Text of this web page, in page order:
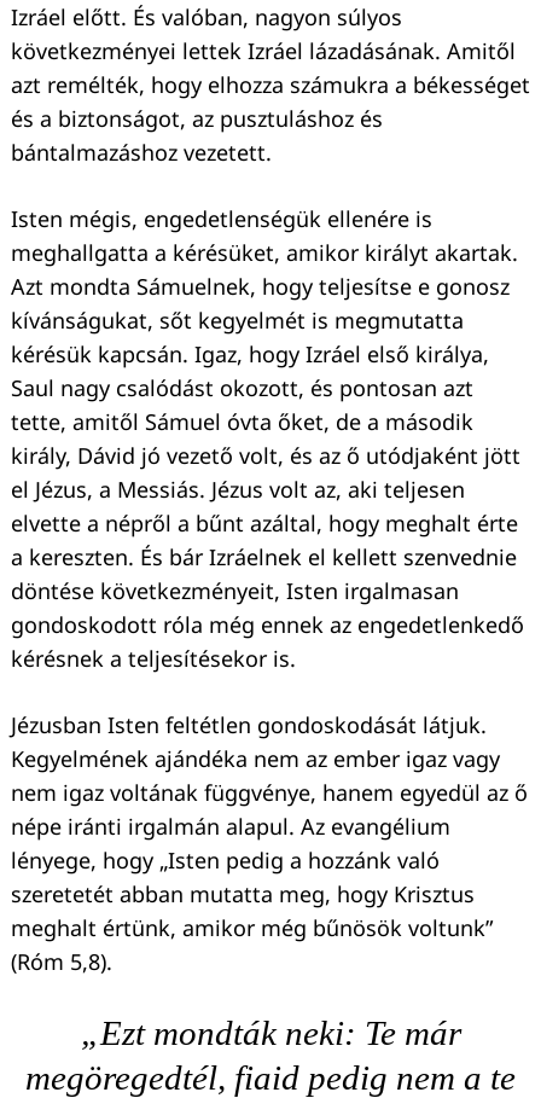
Izráel előtt. És valóban, nagyon súlyos
következményei lettek Izráel lázadásának. Amitől
azt remélték, hogy elhozza számukra a békességet
és a biztonságot, az pusztuláshoz és
bántalmazáshoz vezetett.
Isten mégis, engedetlenségük ellenére is
meghallgatta a kérésüket, amikor királyt akartak.
Azt mondta Sámuelnek, hogy teljesítse e gonosz
kívánságukat, sőt kegyelmét is megmutatta
kérésük kapcsán. Igaz, hogy Izráel első királya,
Saul nagy csalódást okozott, és pontosan azt
tette, amitől Sámuel óvta őket, de a második
király, Dávid jó vezető volt, és az ő utódjaként jött
el Jézus, a Messiás. Jézus volt az, aki teljesen
elvette a népről a bűnt azáltal, hogy meghalt érte
a kereszten. És bár Izráelnek el kellett szenvednie
döntése következményeit, Isten irgalmasan
gondoskodott róla még ennek az engedetlenkedő
kérésnek a teljesítésekor is.
Jézusban Isten feltétlen gondoskodását látjuk.
Kegyelmének ajándéka nem az ember igaz vagy
nem igaz voltának függvénye, hanem egyedül az ő
népe iránti irgalmán alapul. Az evangélium
lényege, hogy „Isten pedig a hozzánk való
szeretetét abban mutatta meg, hogy Krisztus
meghalt értünk, amikor még bűnösök voltunk”
(Róm 5,8).
„Ezt mondták neki: Te már
megöregedtél, fiaid pedig nem a te
Keresés: